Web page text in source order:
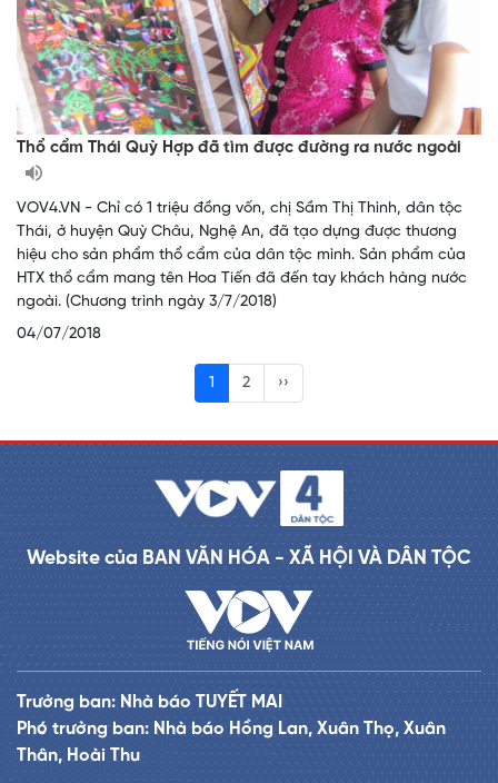
Thổ cẩm Thái Quỳ Hợp đã tìm được đường ra nước ngoài
VOV4.VN - Chỉ có 1 triệu đồng vốn, chị Sầm Thị Thình, dân tộc
Thái, ở huyện Quỳ Châu, Nghệ An, đã tạo dựng được thương
hiệu cho sản phẩm thổ cẩm của dân tộc mình. Sản phẩm của
HTX thổ cẩm mang tên Hoa Tiến đã đến tay khách hàng nước
ngoài. (Chương trình ngày 3/7/2018)
04/07/2018
1 2 ››
Website của BAN VĂN HÓA - XÃ HỘI VÀ DÂN TỘC
Trưởng ban: Nhà báo TUYẾT MAI
Phó trưởng ban: Nhà báo Hồng Lan, Xuân Thọ, Xuân
Thân, Hoài Thu